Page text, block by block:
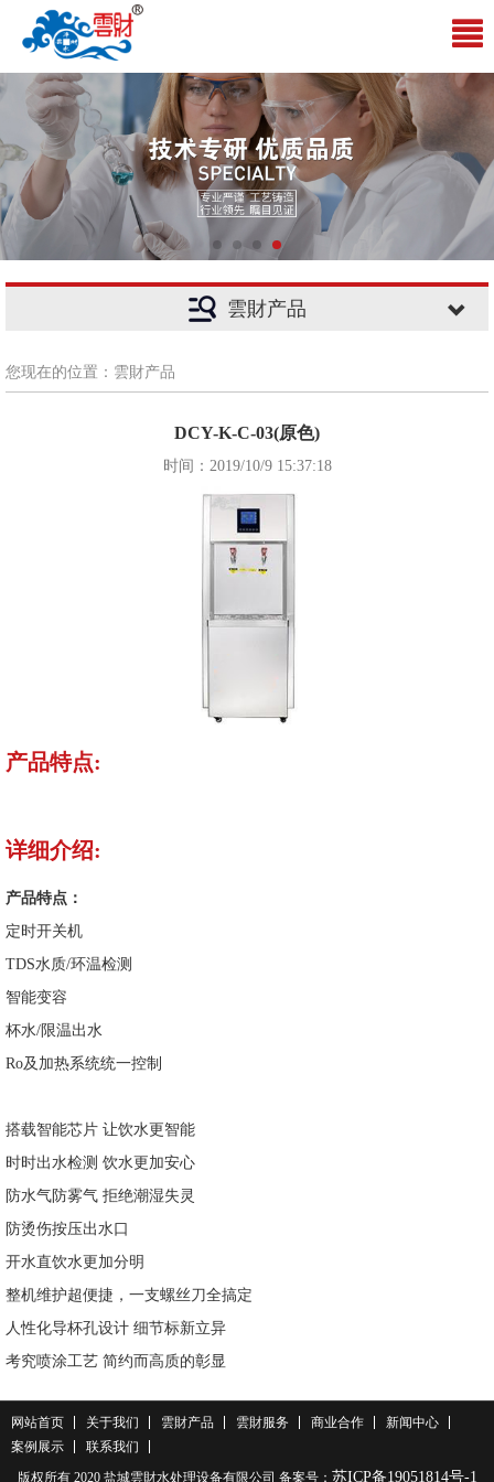
雲財产品
您现在的位置：雲財产品
DCY-K-C-03(原色)
时间：2019/10/9 15:37:18
产品特点:
详细介绍:
产品特点：
定时开关机
TDS水质/环温检测
智能变容
杯水/限温出水
Ro及加热系统统一控制
搭载智能芯片 让饮水更智能
时时出水检测 饮水更加安心
防水气防雾气 拒绝潮湿失灵
防烫伤按压出水口
开水直饮水更加分明
整机维护超便捷，一支螺丝刀全搞定
人性化导杯孔设计 细节标新立异
考究喷涂工艺 简约而高质的彰显
网站首页 关于我们 雲財产品 雲財服务 商业合作
新闻中心
案例展示
联系我们
版权所有 2020 盐城雲財水处理设备有限公司 备案号： 苏ICP备19051814号-1